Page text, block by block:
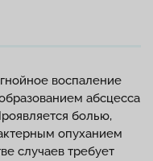
воспаление
абсцесса
болью,
опуханием
случаев требует